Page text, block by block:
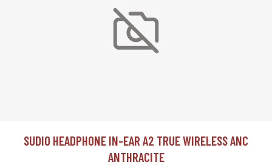
SUDIO HEADPHONE IN-EAR A2 TRUE WIRELESS ANC
ANTHRACITE